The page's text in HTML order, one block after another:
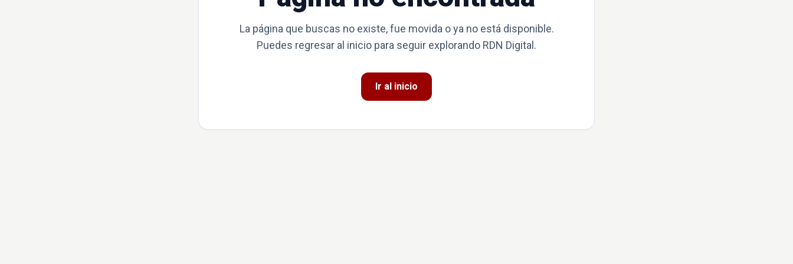
La página que buscas no existe, fue movida o ya no está disponible.
Puedes regresar al inicio para seguir explorando RDN Digital.
Ir al inicio